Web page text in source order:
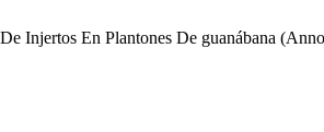
Injertos En Plantones De guanábana